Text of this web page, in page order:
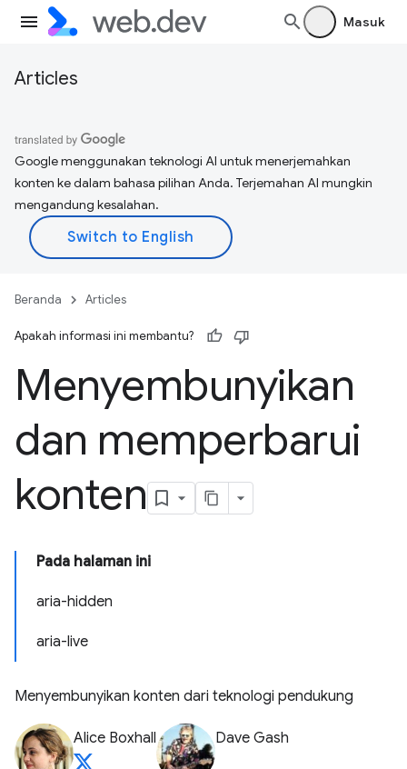
Masuk
Articles
Google menggunakan teknologi AI untuk menerjemahkan
konten ke dalam bahasa pilihan Anda. Terjemahan AI mungkin
mengandung kesalahan.
Beranda Articles
Apakah informasi ini membantu?
Menyembunyikan
dan memperbarui
konten
Pada halaman ini
aria-hidden
aria-live
Menyembunyikan konten dari teknologi pendukung
Alice Boxhall Dave Gash